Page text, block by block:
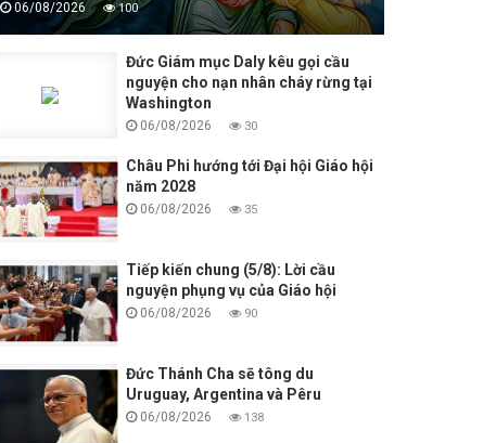
06/08/2026 100
Đức Giám mục Daly kêu gọi cầu
nguyện cho nạn nhân cháy rừng tại
Washington
06/08/2026 30
Châu Phi hướng tới Đại hội Giáo hội
năm 2028
06/08/2026 35
Tiếp kiến chung (5/8): Lời cầu
nguyện phụng vụ của Giáo hội
06/08/2026 90
Đức Thánh Cha sẽ tông du
Uruguay, Argentina và Pêru
06/08/2026 138